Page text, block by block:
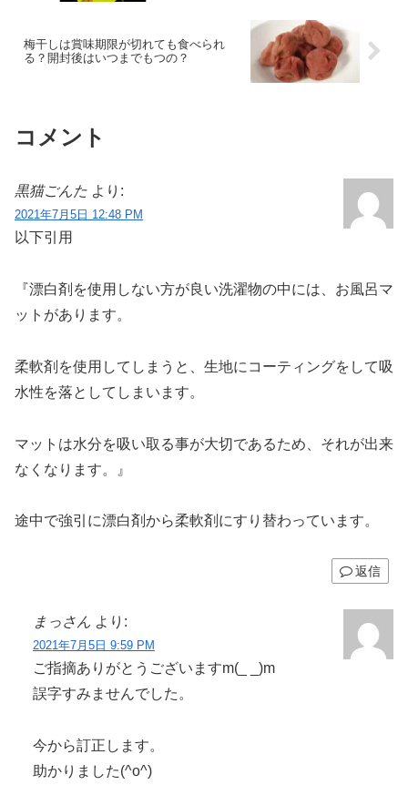
梅干しは賞味期限が切れても食べられ
る？開封後はいつまでもつの？
コメント
黒猫ごんた より:
2021年7月5日 12:48 PM
以下引用
『漂白剤を使用しない方が良い洗濯物の中には、お風呂マ
ットがあります。
柔軟剤を使用してしまうと、生地にコーティングをして吸
水性を落としてしまいます。
マットは水分を吸い取る事が大切であるため、それが出来
なくなります。』
途中で強引に漂白剤から柔軟剤にすり替わっています。
返信
まっさん より:
2021年7月5日 9:59 PM
ご指摘ありがとうございますm(_ _)m
誤字すみませんでした。
今から訂正します。
助かりました(^o^)